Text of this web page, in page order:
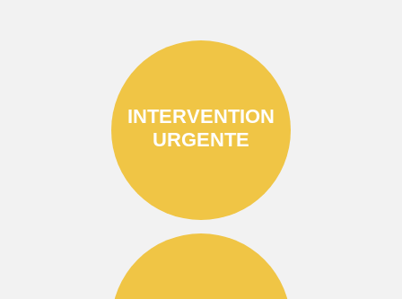
INTERVENTION
URGENTE